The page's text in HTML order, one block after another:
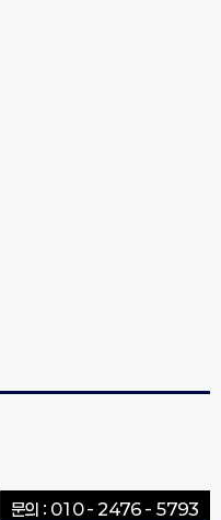
문의 : 010 - 2476 - 5793